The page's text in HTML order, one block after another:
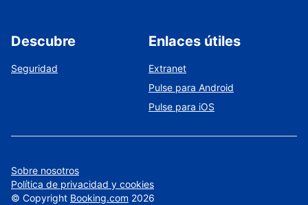
Descubre
Seguridad
Enlaces útiles
Extranet
Pulse para Android
Pulse para iOS
Sobre nosotros
Política de privacidad y cookies
© Copyright Booking.com 2026